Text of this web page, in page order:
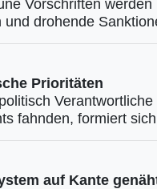
Vorschriften werden
und drohende
Prioritäten
Verantwortliche
fahnden, formiert
auf Kante